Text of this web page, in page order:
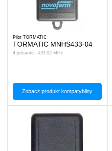
Pilot TORMATIC
TORMATIC MNHS433-04
4 pulsante - 433.92 MHz
Zobacz produkt kompatybilny